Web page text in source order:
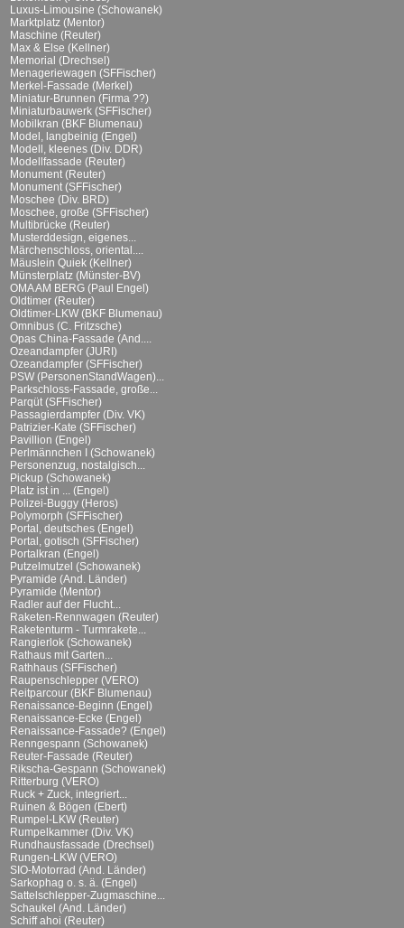
Luxus-Limousine (Schowanek)
Marktplatz (Mentor)
Maschine (Reuter)
Max & Else (Kellner)
Memorial (Drechsel)
Menageriewagen (SFFischer)
Merkel-Fassade (Merkel)
Miniatur-Brunnen (Firma ??)
Miniaturbauwerk (SFFischer)
Mobilkran (BKF Blumenau)
Model, langbeinig (Engel)
Modell, kleenes (Div. DDR)
Modellfassade (Reuter)
Monument (Reuter)
Monument (SFFischer)
Moschee (Div. BRD)
Moschee, große (SFFischer)
Multibrücke (Reuter)
Musterddesign, eigenes...
Märchenschloss, oriental....
Mäuslein Quiek (Kellner)
Münsterplatz (Münster-BV)
OMA AM BERG (Paul Engel)
Oldtimer (Reuter)
Oldtimer-LKW (BKF Blumenau)
Omnibus (C. Fritzsche)
Opas China-Fassade (And....
Ozeandampfer (JURI)
Ozeandampfer (SFFischer)
PSW (PersonenStandWagen)...
Parkschloss-Fassade, große...
Parqüt (SFFischer)
Passagierdampfer (Div. VK)
Patrizier-Kate (SFFischer)
Pavillion (Engel)
Perlmännchen I (Schowanek)
Personenzug, nostalgisch...
Pickup (Schowanek)
Platz ist in ... (Engel)
Polizei-Buggy (Heros)
Polymorph (SFFischer)
Portal, deutsches (Engel)
Portal, gotisch (SFFischer)
Portalkran (Engel)
Putzelmutzel (Schowanek)
Pyramide (And. Länder)
Pyramide (Mentor)
Radler auf der Flucht...
Raketen-Rennwagen (Reuter)
Raketenturm - Turmrakete...
Rangierlok (Schowanek)
Rathaus mit Garten...
Rathhaus (SFFischer)
Raupenschlepper (VERO)
Reitparcour (BKF Blumenau)
Renaissance-Beginn (Engel)
Renaissance-Ecke (Engel)
Renaissance-Fassade? (Engel)
Renngespann (Schowanek)
Reuter-Fassade (Reuter)
Rikscha-Gespann (Schowanek)
Ritterburg (VERO)
Ruck + Zuck, integriert...
Ruinen & Bögen (Ebert)
Rumpel-LKW (Reuter)
Rumpelkammer (Div. VK)
Rundhausfassade (Drechsel)
Rungen-LKW (VERO)
SIO-Motorrad (And. Länder)
Sarkophag o. s. ä. (Engel)
Sattelschlepper-Zugmaschine...
Schaukel (And. Länder)
Schiff ahoi (Reuter)